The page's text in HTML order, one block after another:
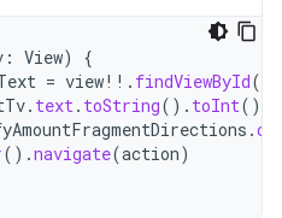
: View)
{
= view!! . findViewById(
. text. toString(). toInt()
.
().navigate(action)